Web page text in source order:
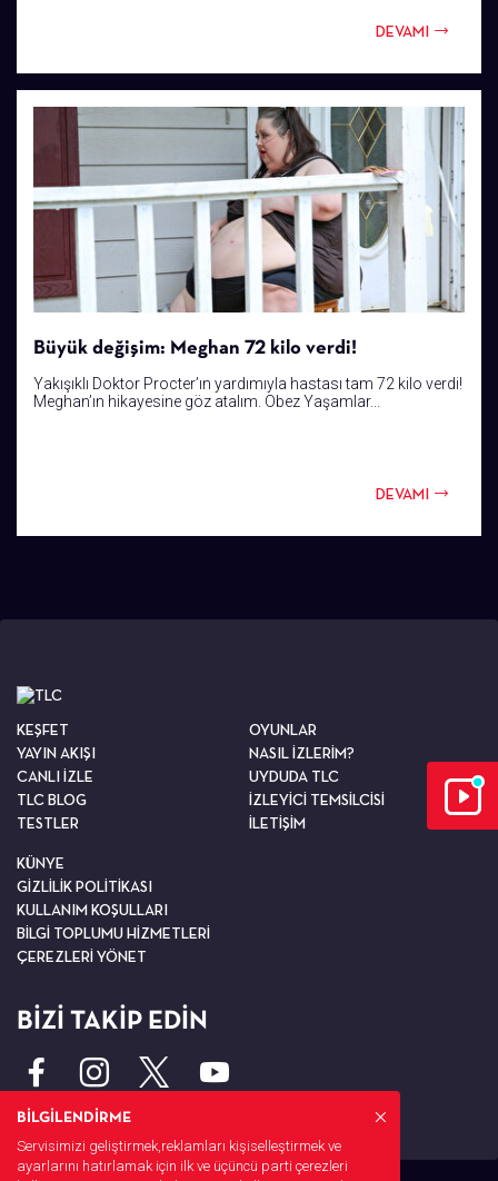
DEVAMI
Büyük değişim: Meghan 72 kilo verdi!
Yakışıklı Doktor Procter’ın yardımıyla hastası tam 72 kilo verdi!
Meghan’ın hikayesine göz atalım. Obez Yaşamlar...
DEVAMI
KEŞFET
YAYIN AKIŞI
CANLI İZLE
TLC BLOG
TESTLER
OYUNLAR
NASIL İZLERİM?
UYDUDA TLC
İZLEYİCİ TEMSİLCİSİ
İLETİŞİM
KÜNYE
GİZLİLİK POLİTİKASI
KULLANIM KOŞULLARI
BİLGİ TOPLUMU HİZMETLERİ
ÇEREZLERİ YÖNET
BİZİ TAKİP EDİN
BİLGİLENDİRME
Servisimizi geliştirmek,reklamları kişiselleştirmek ve
ayarlarını hatırlamak için ilk ve üçüncü parti çerezleri